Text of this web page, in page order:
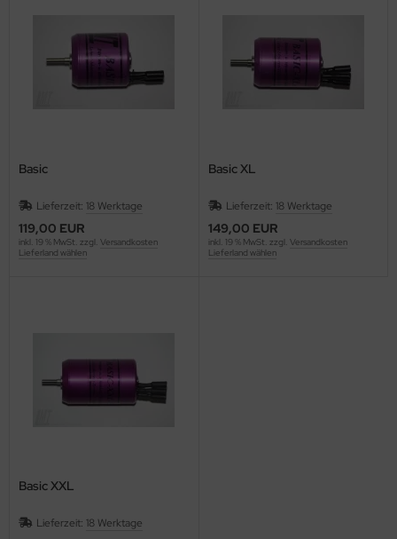
Basic
Lieferzeit: 18 Werktage
119,00 EUR
inkl. 19 % MwSt. zzgl. Versandkosten
Lieferland wählen
Basic XL
Lieferzeit: 18 Werktage
149,00 EUR
inkl. 19 % MwSt. zzgl. Versandkosten
Lieferland wählen
Basic XXL
Lieferzeit: 18 Werktage